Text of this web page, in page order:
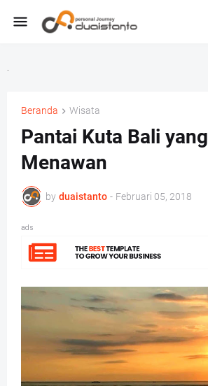
Beranda Wisata
Pantai Kuta Bali yang
Menawan
by duaistanto - Februari 05, 2018
ads